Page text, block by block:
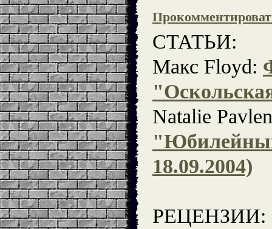
СТАТЬИ:
Макс Floyd:
Natalie
18.09.2004)
РЕЦЕНЗИИ: